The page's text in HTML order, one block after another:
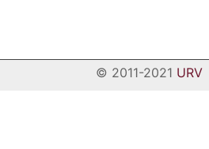
© 2011-2021 URV